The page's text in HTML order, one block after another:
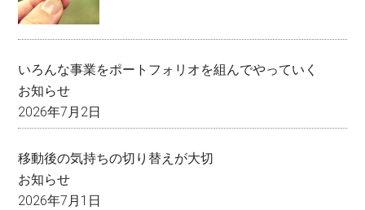
いろんな事業をポートフォリオを組んでやっていく
お知らせ
2026年7月2日
移動後の気持ちの切り替えが大切
お知らせ
2026年7月1日